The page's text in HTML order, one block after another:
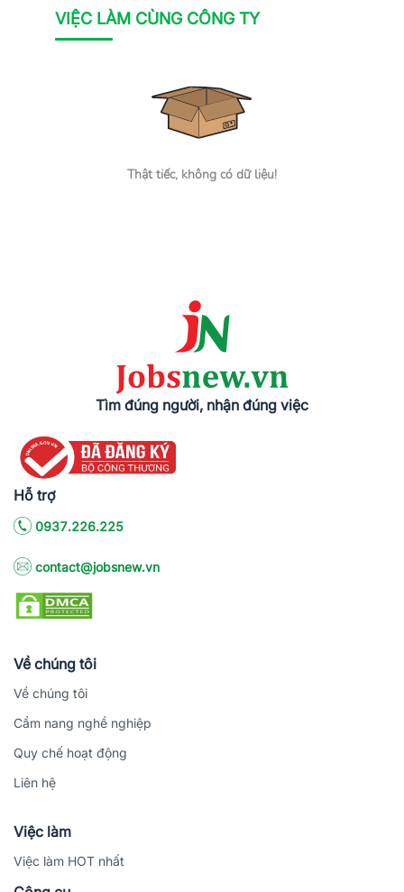
VIỆC LÀM CÙNG CÔNG TY
Thật tiếc, không có dữ liệu!
Tìm đúng người, nhận đúng việc
Hỗ trợ
0937.226.225
contact@jobsnew.vn
Về chúng tôi
Về chúng tôi
Cẩm nang nghề nghiệp
Quy chế hoạt động
Liên hệ
Việc làm
Việc làm HOT nhất